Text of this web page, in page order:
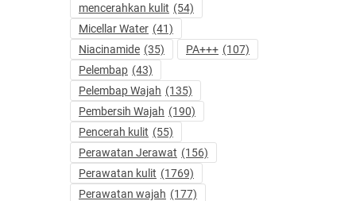
mencerahkan kulit (54)
Micellar Water (41)
Niacinamide (35) PA+++ (107)
Pelembap (43)
Pelembap Wajah (135)
Pembersih Wajah (190)
Pencerah kulit (55)
Perawatan Jerawat (156)
Perawatan kulit (1769)
Perawatan wajah (177)